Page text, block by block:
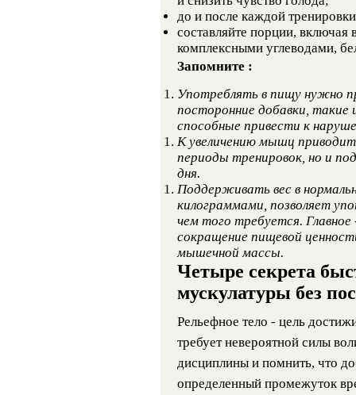
до и после каждой
составляйте порции,
комплексными углеводами,
Запомните :
Употреблять в пищу нужно
посторонние добавки,
способные привести к
К увеличению мышц
периоды тренировок, но и
дня.
Поддерживать вес в
килограммами, позволяет
чем того требуется.
сокращение пищевой
мышечной массы.
Четыре секрета
мускулатуры без
Рельефное тело - цель
требует невероятной силы
дисциплины и помнить, что
определенный промежуток